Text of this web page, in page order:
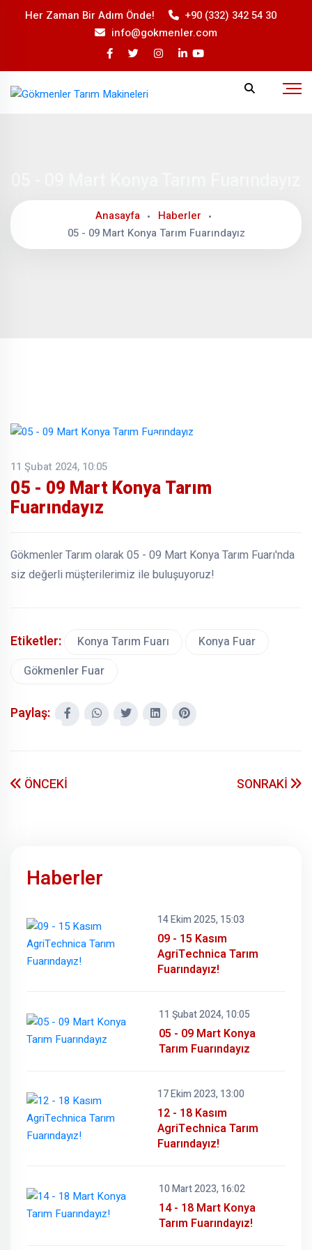
Her Zaman Bir Adım Önde!
+90 (332) 342 54 30
info@gokmenler.com
Her Zaman Bir
+90 (332) 342 54 30
info@gokmenler.com
Anasayfa
Haberler
05 - 09 Mart Konya Tarım Fuarındayız
11 Şubat 2024, 10:05
05 - 09 Mart Konya Tarım
Fuarındayız
Gökmenler Tarım olarak 05 - 09 Mart Konya Tarım Fuarı'nda
siz değerli müşterilerimiz ile buluşuyoruz!
Etiketler: Konya Tarım Fuarı
Konya Fuar
Gökmenler Fuar
Paylaş:
ÖNCEKİ SONRAKİ
Haberler
14 Ekim 2025, 15:03
09 - 15 Kasım
AgriTechnica Tarım
Fuarındayız!
11 Şubat 2024, 10:05
05 - 09 Mart Konya
Tarım Fuarındayız
17 Ekim 2023, 13:00
12 - 18 Kasım
AgriTechnica Tarım
Fuarındayız!
10 Mart 2023, 16:02
14 - 18 Mart Konya
Tarım Fuarındayız!